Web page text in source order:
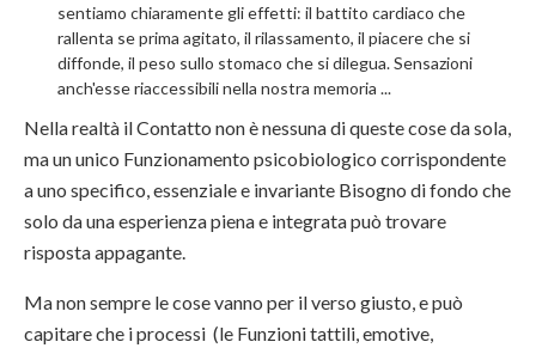
sentiamo chiaramente gli effetti: il battito cardiaco che
rallenta se prima agitato, il rilassamento, il piacere che si
diffonde, il peso sullo stomaco che si dilegua. Sensazioni
anch'esse riaccessibili nella nostra memoria ...
Nella realtà il Contatto non è nessuna di queste cose da sola,
ma un unico Funzionamento psicobiologico corrispondente
a uno specifico, essenziale e invariante Bisogno di fondo che
solo da una esperienza piena e integrata può trovare
risposta appagante.
Ma non sempre le cose vanno per il verso giusto, e può
capitare che i processi (le Funzioni tattili, emotive,